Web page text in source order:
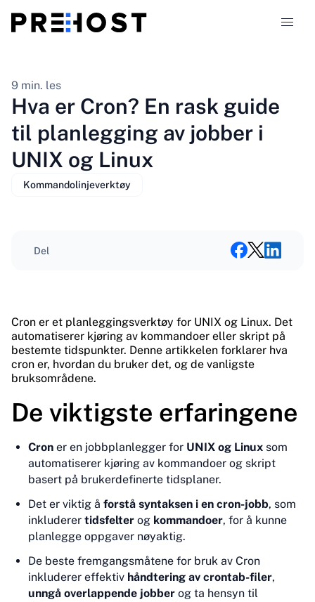
Webhotelltyper
Sammenligninger
Kuponger 319
9 min. les
Hva er Cron? En rask guide
til planlegging av jobber i
UNIX og Linux
Kommandolinjeverktøy
Del
Cron er et planleggingsverktøy for UNIX og Linux. Det
automatiserer kjøring av kommandoer eller skript på
bestemte tidspunkter. Denne artikkelen forklarer hva
cron er, hvordan du bruker det, og de vanligste
bruksområdene.
De viktigste erfaringene
Cron er en jobbplanlegger for UNIX og Linux som
automatiserer kjøring av kommandoer og skript
basert på brukerdefinerte tidsplaner.
Det er viktig å forstå syntaksen i en cron-jobb, som
inkluderer tidsfelter og kommandoer, for å kunne
planlegge oppgaver nøyaktig.
De beste fremgangsmåtene for bruk av Cron
inkluderer effektiv håndtering av crontab-filer,
unngå overlappende jobber og ta hensyn til